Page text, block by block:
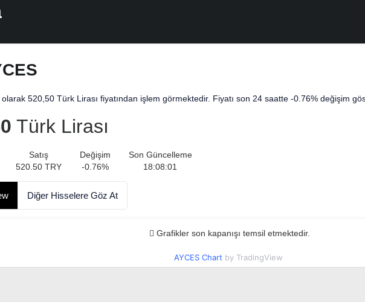
olarak 520,50 Türk Lirası fiyatından işlem görmektedir. Fiyatı son 24 saatte -0.76% değişim
Türk Lirası
Satış
520.50 TRY
Değişim
-0.76%
Son Güncelleme
18:08:01
Diğer Hisselere Göz At
Grafikler son kapanışı temsil etmektedir.
AYCES Chart by TradingView